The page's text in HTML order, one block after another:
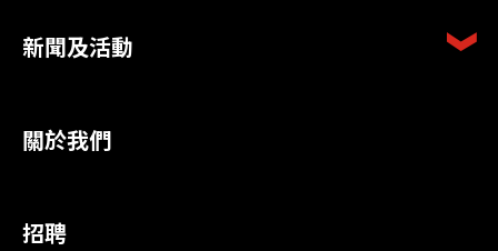
新聞及活動
關於我們
招聘